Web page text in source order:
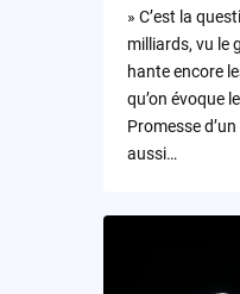
» C’est la
milliards, vu le
hante encore
qu’on évoque
Promesse
aussi…